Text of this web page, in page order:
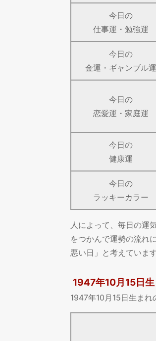
今日の
仕事運・勉強運
今日の
金運・ギャンブル運
今日の
恋愛運・家庭運
今日の
健康運
今日の
ラッキーカラー
人によって、毎日の運
をつかんで運勢の流れ
悪い日」と考えています
1947年10月15日
1947年10月15日生まれ